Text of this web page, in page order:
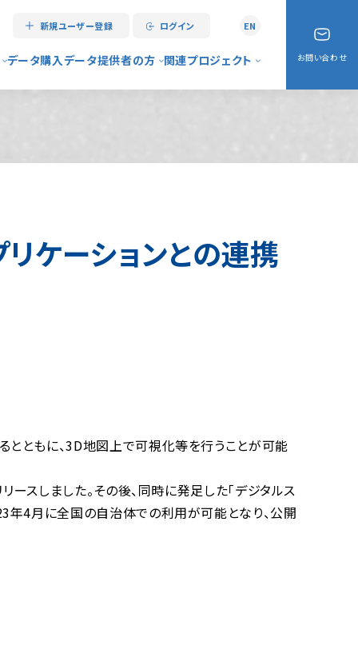
データ購入データ提供者の方 関連プロジェクト
デジタルシティサービス
PLATEAU ヘルプデスク
お問い合わせ
新規ユーザー登録 ログイン EN
ケーションとの連携
とともに、3D地図上で可視化等を行うことが可能
スしました。その後、同時に発足した「デジタルス
年4月に全国の自治体での利用が可能となり、公開